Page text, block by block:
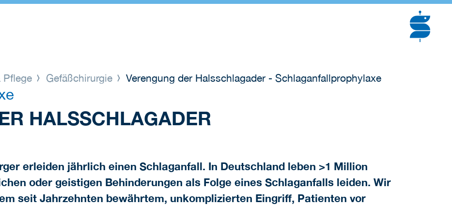
Pflege Gefäßchirurgie Verengung der Halsschlagader - Schlaganfallprophylaxe
HALSSCHLAGADER
erleiden jährlich einen Schlaganfall. In Deutschland leben >1 Million
oder geistigen Behinderungen als Folge eines Schlaganfalls leiden. Wir
seit Jahrzehnten bewährtem, unkomplizierten Eingriff, Patienten vor